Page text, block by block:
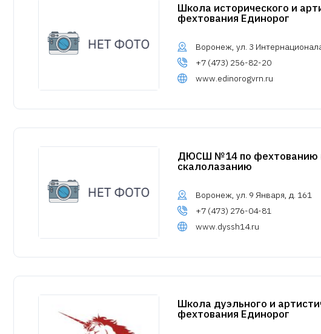
Школа исторического и
фехтования Единорог
Воронеж, ул. 3
+7 (473) 256-82-20
www.edinorogvrn.ru
ДЮСШ №14 по фехтованию
скалолазанию
Воронеж, ул. 9 Января, д. 161
+7 (473) 276-04-81
www.dyssh14.ru
Школа дуэльного и
фехтования Единорог